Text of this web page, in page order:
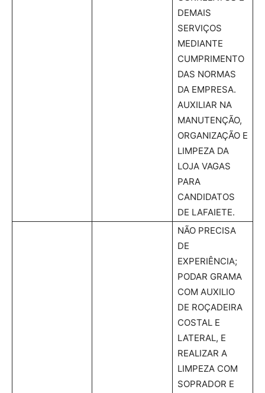
DEMAIS
SERVIÇOS
MEDIANTE
CUMPRIMENTO
DAS NORMAS
DA EMPRESA.
AUXILIAR NA
MANUTENÇÃO,
ORGANIZAÇÃO E
LIMPEZA DA
LOJA VAGAS
PARA
CANDIDATOS
DE LAFAIETE.
NÃO PRECISA
DE
EXPERIÊNCIA;
PODAR GRAMA
COM AUXILIO
DE ROÇADEIRA
COSTAL E
LATERAL, E
REALIZAR A
LIMPEZA COM
SOPRADOR E